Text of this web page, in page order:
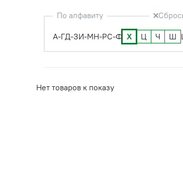
По алфавиту
А-ГД-ЗИ-МН-РС-Ф Х Ц Ч Ш
Нет товаров к показу